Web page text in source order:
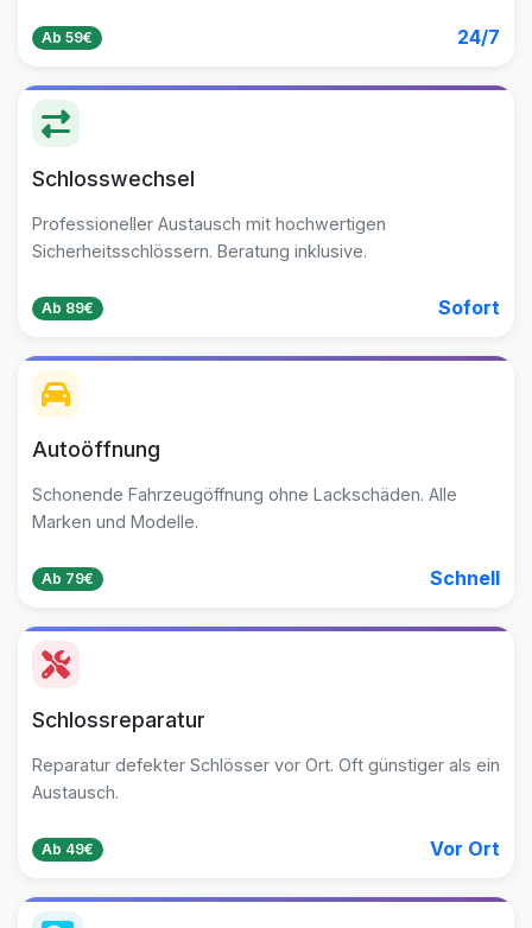
Ab 59€ 24/7
Schlosswechsel
Professioneller Austausch mit hochwertigen
Sicherheitsschlössern. Beratung inklusive.
Ab 89€ Sofort
Autoöffnung
Schonende Fahrzeugöffnung ohne Lackschäden. Alle
Marken und Modelle.
Ab 79€ Schnell
Schlossreparatur
Reparatur defekter Schlösser vor Ort. Oft günstiger als ein
Austausch.
Ab 49€ Vor Ort